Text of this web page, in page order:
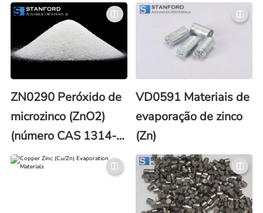
ZN0290 Peróxido de
microzinco (ZnO2)
(número CAS 1314-
22-3)
VD0591 Materiais de
evaporação de zinco
(Zn)